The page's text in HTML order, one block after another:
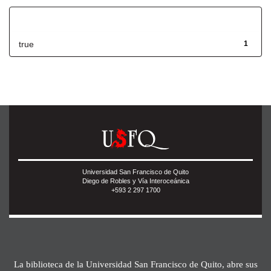
1
true
Universidad San Francisco de Quito
Diego de Robles y Vía Interoceánica
+593 2 297 1700
La biblioteca de la Universidad San Francisco de Quito, abre sus